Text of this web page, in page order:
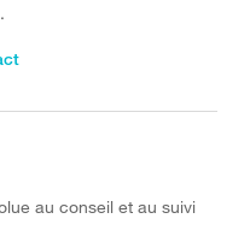
au conseil et au suivi